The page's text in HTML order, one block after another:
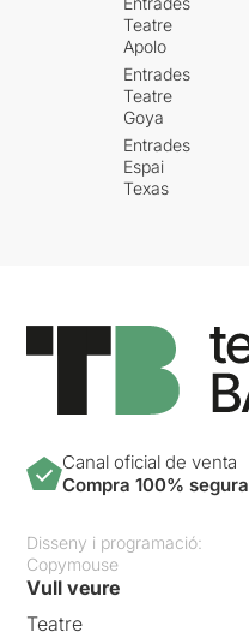
Teatre
Apolo
Entrades
Teatre
Goya
Entrades
Espai
Texas
Canal oficial de venta
Compra 100% segura
Disseny i programació:
Copymouse
Vull veure
Teatre